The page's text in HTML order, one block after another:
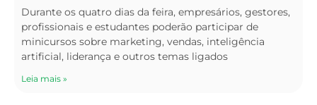
Durante os quatro dias da feira, empresários, gestores,
profissionais e estudantes poderão participar de
minicursos sobre marketing, vendas, inteligência
artificial, liderança e outros temas ligados
Leia mais »